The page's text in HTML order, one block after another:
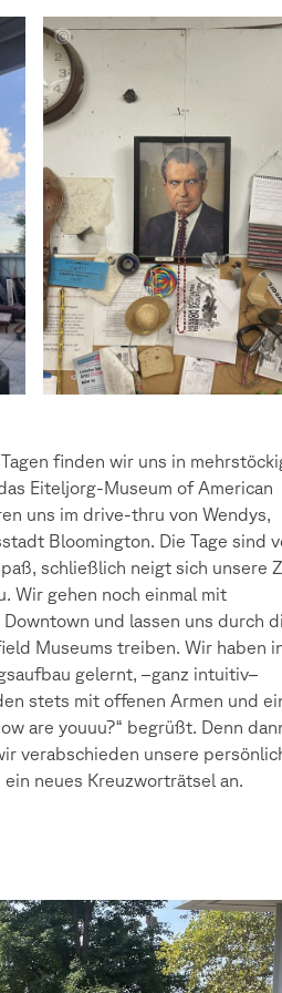
Amelie
Deimel,
Paul
Schulz,
Amire
Glaser
finden wir uns in
Eiteljorg-Museum of American
uns im drive-thru von Wendys,
Bloomington. Die Tage sind
schließlich neigt sich unsere
Wir gehen noch einmal mit
und lassen uns durch
Museums treiben. Wir haben
gelernt, –ganz intuitiv–
stets mit offenen Armen und
are youuu?“ begrüßt. Denn
verabschieden unsere
neues Kreuzworträtsel an.